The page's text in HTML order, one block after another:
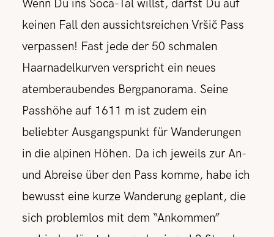
Wenn Du ins Soca-Tal willst, darfst Du auf
keinen Fall den aussichtsreichen Vršič Pass
verpassen! Fast jede der 50 schmalen
Haarnadelkurven verspricht ein neues
atemberaubendes Bergpanorama. Seine
Passhöhe auf 1611 m ist zudem ein
beliebter Ausgangspunkt für Wanderungen
in die alpinen Höhen. Da ich jeweils zur An-
und Abreise über den Pass komme, habe ich
bewusst eine kurze Wanderung geplant, die
sich problemlos mit dem “Ankommen”